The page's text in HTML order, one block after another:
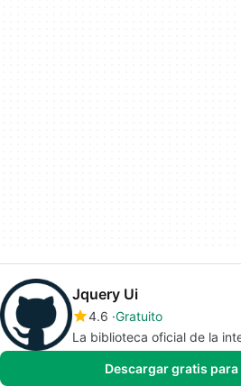
Jquery Ui
4.6 Gratuito
La biblioteca oficial de la
Descargar gratis